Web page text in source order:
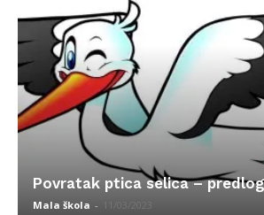
Povratak ptica selica –
Mala škola - 11/03/2023